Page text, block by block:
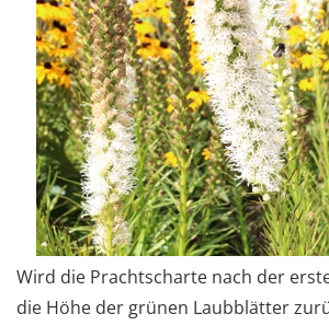
Wird die Prachtscharte nach der
die Höhe der grünen Laubblätter